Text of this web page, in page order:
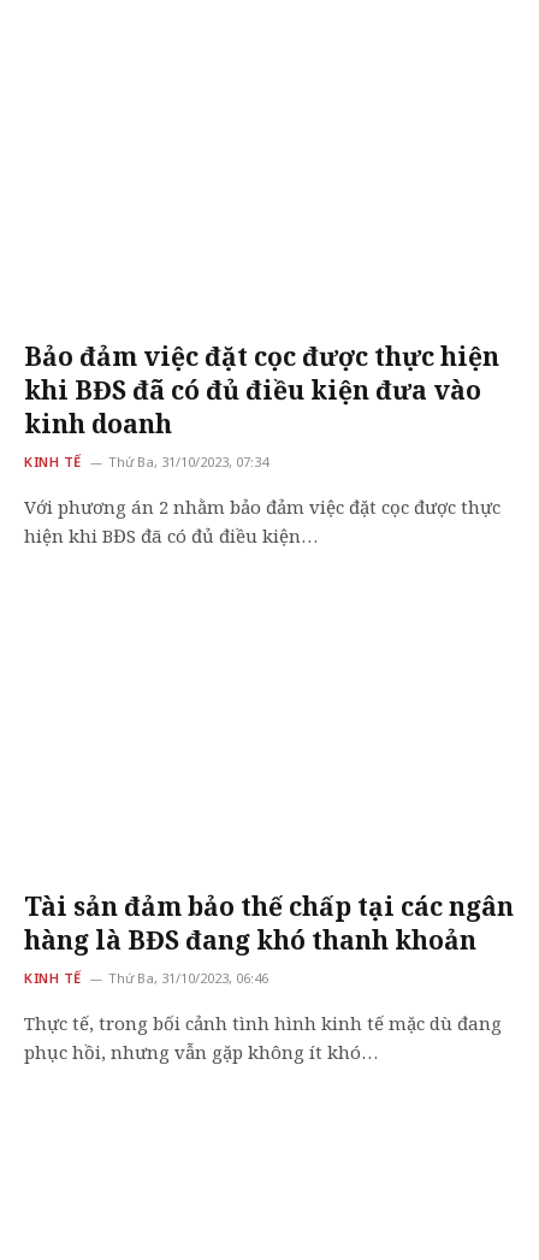
Bảo đảm việc đặt cọc được thực hiện
khi BĐS đã có đủ điều kiện đưa vào
kinh doanh
KINH TẾ Thứ Ba, 31/10/2023, 07:34
Với phương án 2 nhằm bảo đảm việc đặt cọc được thực
hiện khi BĐS đã có đủ điều kiện…
Tài sản đảm bảo thế chấp tại các ngân
hàng là BĐS đang khó thanh khoản
KINH TẾ Thứ Ba, 31/10/2023, 06:46
Thực tế, trong bối cảnh tình hình kinh tế mặc dù đang
phục hồi, nhưng vẫn gặp không ít khó…